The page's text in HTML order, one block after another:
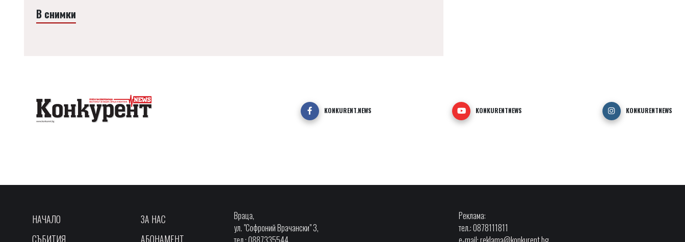
В снимки
KONKURENT.NEWS KONKURENTNEWS KONKURENTNEWS
НАЧАЛО
СЪБИТИЯ
ЗА НАС
АБОНАМЕНТ
Враца,
ул. "Софроний Врачански" 3,
Реклама:
тел.: 0878111811